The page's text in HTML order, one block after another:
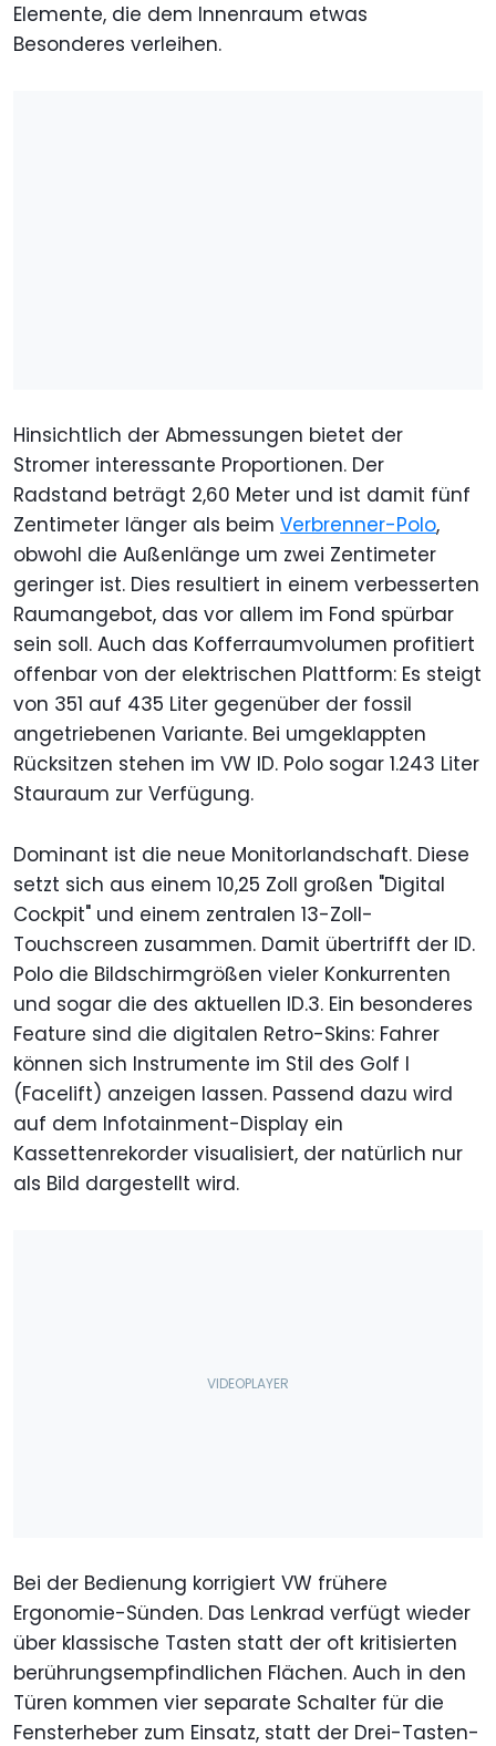
Elemente, die dem Innenraum etwas
Besonderes verleihen.
Hinsichtlich der Abmessungen bietet der
Stromer interessante Proportionen. Der
Radstand beträgt 2,60 Meter und ist damit fünf
Zentimeter länger als beim Verbrenner-Polo,
obwohl die Außenlänge um zwei Zentimeter
geringer ist. Dies resultiert in einem verbesserten
Raumangebot, das vor allem im Fond spürbar
sein soll. Auch das Kofferraumvolumen profitiert
offenbar von der elektrischen Plattform: Es steigt
von 351 auf 435 Liter gegenüber der fossil
angetriebenen Variante. Bei umgeklappten
Rücksitzen stehen im VW ID. Polo sogar 1.243 Liter
Stauraum zur Verfügung.
Dominant ist die neue Monitorlandschaft. Diese
setzt sich aus einem 10,25 Zoll großen "Digital
Cockpit" und einem zentralen 13-Zoll-
Touchscreen zusammen. Damit übertrifft der ID.
Polo die Bildschirmgrößen vieler Konkurrenten
und sogar die des aktuellen ID.3. Ein besonderes
Feature sind die digitalen Retro-Skins: Fahrer
können sich Instrumente im Stil des Golf I
(Facelift) anzeigen lassen. Passend dazu wird
auf dem Infotainment-Display ein
Kassettenrekorder visualisiert, der natürlich nur
als Bild dargestellt wird.
Bei der Bedienung korrigiert VW frühere
Ergonomie-Sünden. Das Lenkrad verfügt wieder
über klassische Tasten statt der oft kritisierten
berührungsempfindlichen Flächen. Auch in den
Türen kommen vier separate Schalter für die
Fensterheber zum Einsatz, statt der Drei-Tasten-